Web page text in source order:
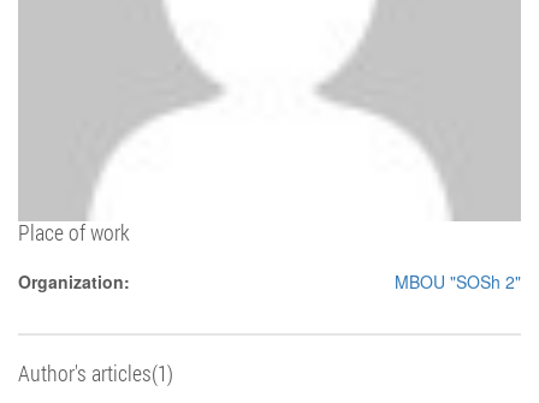
Place of work
Organization: MBOU "SOSh 2"
Author's articles(1)